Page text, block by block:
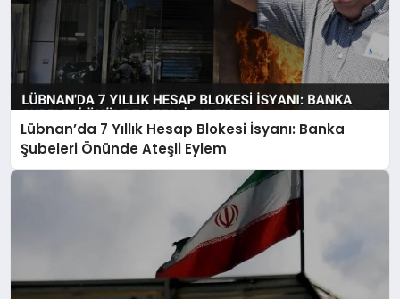
Lübnan’da 7 Yıllık Hesap Blokesi İsyanı: Banka
Şubeleri Önünde Ateşli Eylem